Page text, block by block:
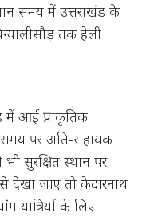
समय में उत्तराखंड के
तक हेली
में आई प्राकृतिक
पर अति-सहायक
सुरक्षित स्थान पर
देखा जाए तो केदारनाथ
यात्रियों के लिए